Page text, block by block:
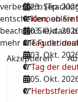
23. Sep.
03. Okt.
Tag der
03. Okt.
Tag der
05. Okt.
verbessern
entscheiden, ob
beachten Sie, dass
mehr alle
Akzeptieren